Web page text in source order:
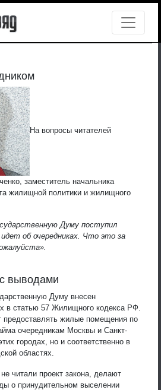
На вопросы читателей
заместитель начальника
жилищной политики и жилищного
Думу поступил
идет об очередниках. Что это за
выводами
Думу внесен
в статью 57 Жилищного кодекса РФ.
предоставлять жилые помещения по
очередникам Москвы и Санкт-
городах, но и соответственно в
областях.
читали проект закона, делают
о принудительном выселении